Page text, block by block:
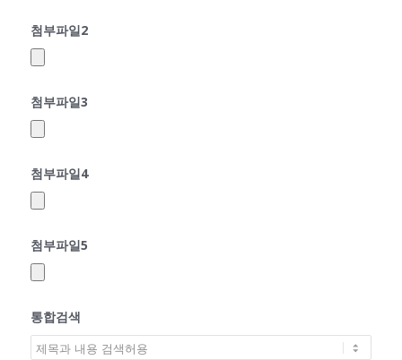
첨부파일2
첨부파일3
첨부파일4
첨부파일5
통합검색